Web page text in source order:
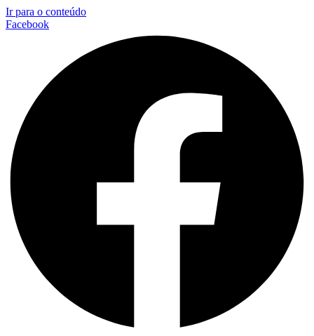
Ir para o conteúdo
Facebook